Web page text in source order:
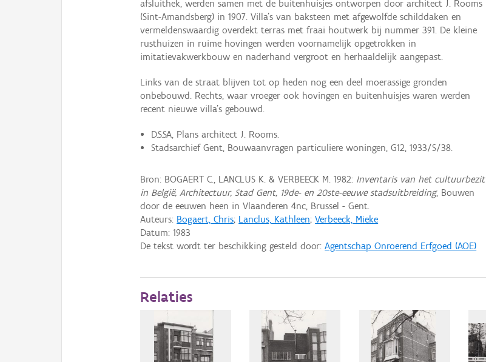
afsluithek, werden samen met de buitenhuisjes ontworpen door architect J. Rooms
(Sint-Amandsberg) in 1907. Villa's van baksteen met afgewolfde schilddaken en
vermeldenswaardig overdekt terras met fraai houtwerk bij nummer 391. De kleine
rusthuizen in ruime hovingen werden voornamelijk opgetrokken in
imitatievakwerkbouw en naderhand vergroot en herhaaldelijk aangepast.
Links van de straat blijven tot op heden nog een deel moerassige gronden
onbebouwd. Rechts, waar vroeger ook hovingen en buitenhuisjes waren werden
recent nieuwe villa's gebouwd.
D.S.SA, Plans architect J. Rooms.
Stadsarchief Gent, Bouwaanvragen particuliere woningen, G12, 1933/S/38.
Bron: BOGAERT C., LANCLUS K. & VERBEECK M. 1982: Inventaris van het cultuurbezit
in België, Architectuur, Stad Gent, 19de- en 20ste-eeuwe stadsuitbreiding, Bouwen
door de eeuwen heen in Vlaanderen 4nc, Brussel - Gent.
Auteurs: Bogaert, Chris; Lanclus, Kathleen;Verbeeck, Mieke
Datum:1983
De tekst wordt ter beschikking gesteld door:Agentschap Onroerend Erfgoed (AOE)
Relaties